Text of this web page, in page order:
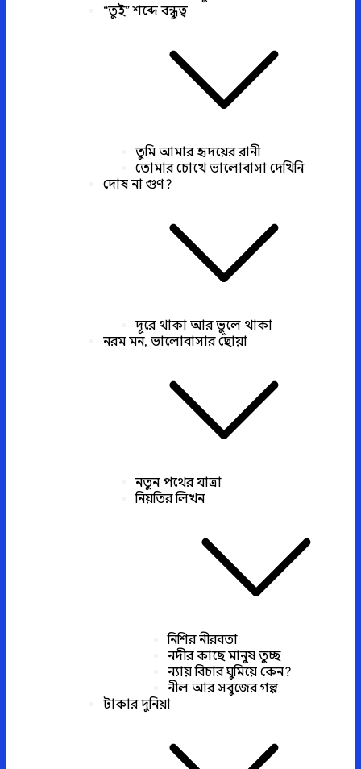
“তুই” শব্দে বন্ধুত্ব
তুমি আমার হৃদয়ের রানী
তোমার চোখে ভালোবাসা দেখিনি
দোষ না গুণ?
দূরে থাকা আর ভুলে থাকা
নরম মন, ভালোবাসার ছোঁয়া
নতুন পথের যাত্রা
নিয়তির লিখন
নিশির নীরবতা
নদীর কাছে মানুষ তুচ্ছ
ন্যায় বিচার ঘুমিয়ে কেন?
নীল আর সবুজের গল্প
টাকার দুনিয়া